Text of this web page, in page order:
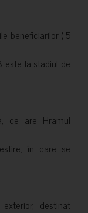
beneficiarilor ( 5
la stadiul de
ce are Hramul
în care se
destinat